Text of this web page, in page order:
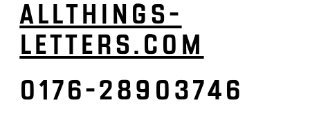
ALL­­­­THINGS­­­­-
LETTERS.­COM
0176-28903746